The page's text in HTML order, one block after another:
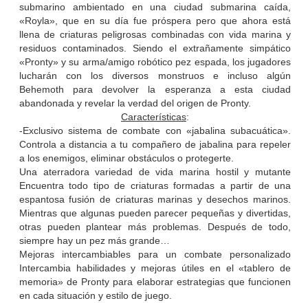
submarino ambientado en una ciudad submarina caída,
«Royla», que en su día fue próspera pero que ahora está
llena de criaturas peligrosas combinadas con vida marina y
residuos contaminados. Siendo el extrañamente simpático
«Pronty» y su arma/amigo robótico pez espada, los jugadores
lucharán con los diversos monstruos e incluso algún
Behemoth para devolver la esperanza a esta ciudad
abandonada y revelar la verdad del origen de Pronty.
Características:
-Exclusivo sistema de combate con «jabalina subacuática».
Controla a distancia a tu compañero de jabalina para repeler
a los enemigos, eliminar obstáculos o protegerte.
Una aterradora variedad de vida marina hostil y mutante
Encuentra todo tipo de criaturas formadas a partir de una
espantosa fusión de criaturas marinas y desechos marinos.
Mientras que algunas pueden parecer pequeñas y divertidas,
otras pueden plantear más problemas. Después de todo,
siempre hay un pez más grande…
Mejoras intercambiables para un combate personalizado
Intercambia habilidades y mejoras útiles en el «tablero de
memoria» de Pronty para elaborar estrategias que funcionen
en cada situación y estilo de juego.